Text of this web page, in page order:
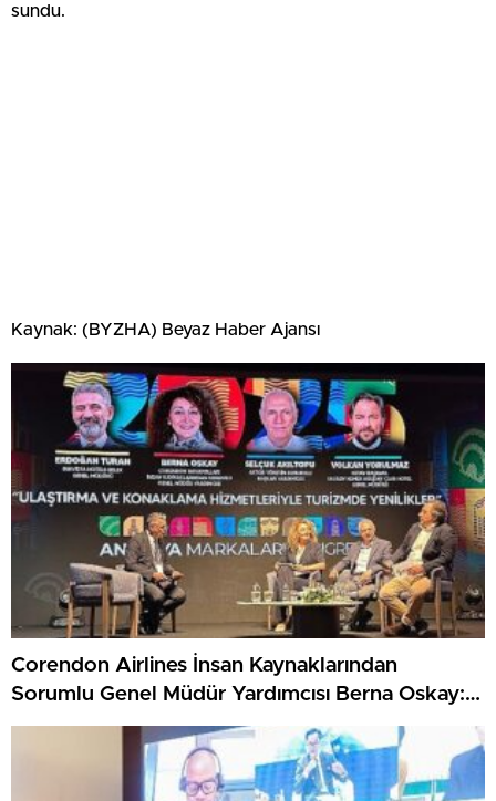
sundu.
Kaynak: (BYZHA) Beyaz Haber Ajansı
Corendon Airlines İnsan Kaynaklarından
Sorumlu Genel Müdür Yardımcısı Berna Oskay:
“Z kuşağına yapılan yatırım, turizmin geleceğine
yapılan yatırımdır”